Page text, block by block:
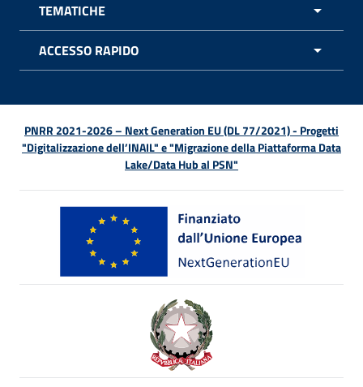
TEMATICHE
ACCESSO RAPIDO
PNRR 2021-2026 – Next Generation EU (DL 77/2021) - Progetti
"Digitalizzazione dell’INAIL" e "Migrazione della Piattaforma Data
Lake/Data Hub al PSN"